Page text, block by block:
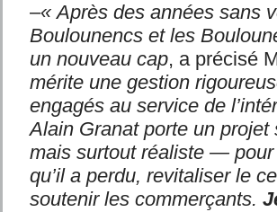
–« Après des années sans
Boulounencs et les
un nouveau cap, a précisé
mérite une gestion
engagés au service de
Alain Granat porte un
mais surtout réaliste —
qu’il a perdu, revitaliser le
soutenir les commerçants.